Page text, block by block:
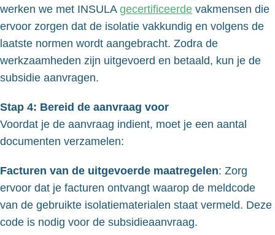
werken we met INSULA gecertificeerde vakmensen die
ervoor zorgen dat de isolatie vakkundig en volgens de
laatste normen wordt aangebracht. Zodra de
werkzaamheden zijn uitgevoerd en betaald, kun je de
subsidie aanvragen.
Stap 4: Bereid de aanvraag voor
Voordat je de aanvraag indient, moet je een aantal
documenten verzamelen:
Facturen van de uitgevoerde maatregelen: Zorg
ervoor dat je facturen ontvangt waarop de meldcode
van de gebruikte isolatiematerialen staat vermeld. Deze
code is nodig voor de subsidieaanvraag.